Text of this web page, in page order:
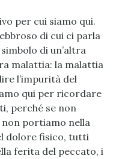
per cui siamo qui.
di cui ci parla
di un’altra
malattia: la malattia
l’impurità del
qui per ricordare
perché se non
portiamo nella
dolore fisico, tutti
ferita del peccato, i